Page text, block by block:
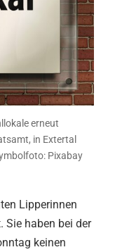
erneut
in Extertal
Pixabay
Lipperinnen
Sie haben bei der
keinen